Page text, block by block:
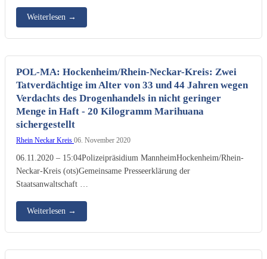
Weiterlesen →
POL-MA: Hockenheim/Rhein-Neckar-Kreis: Zwei
Tatverdächtige im Alter von 33 und 44 Jahren wegen
Verdachts des Drogenhandels in nicht geringer
Menge in Haft - 20 Kilogramm Marihuana
sichergestellt
Rhein Neckar Kreis 06. November 2020
06.11.2020 – 15:04Polizeipräsidium MannheimHockenheim/Rhein-
Neckar-Kreis (ots)Gemeinsame Presseerklärung der
Staatsanwaltschaft …
Weiterlesen →